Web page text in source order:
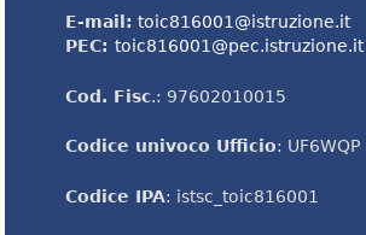
E-mail: toic816001@istruzione.it
PEC:toic816001@pec.istruzione.it
Cod. Fisc.: 97602010015
Codice univoco Ufficio: UF6WQP
Codice IPA: istsc_toic816001